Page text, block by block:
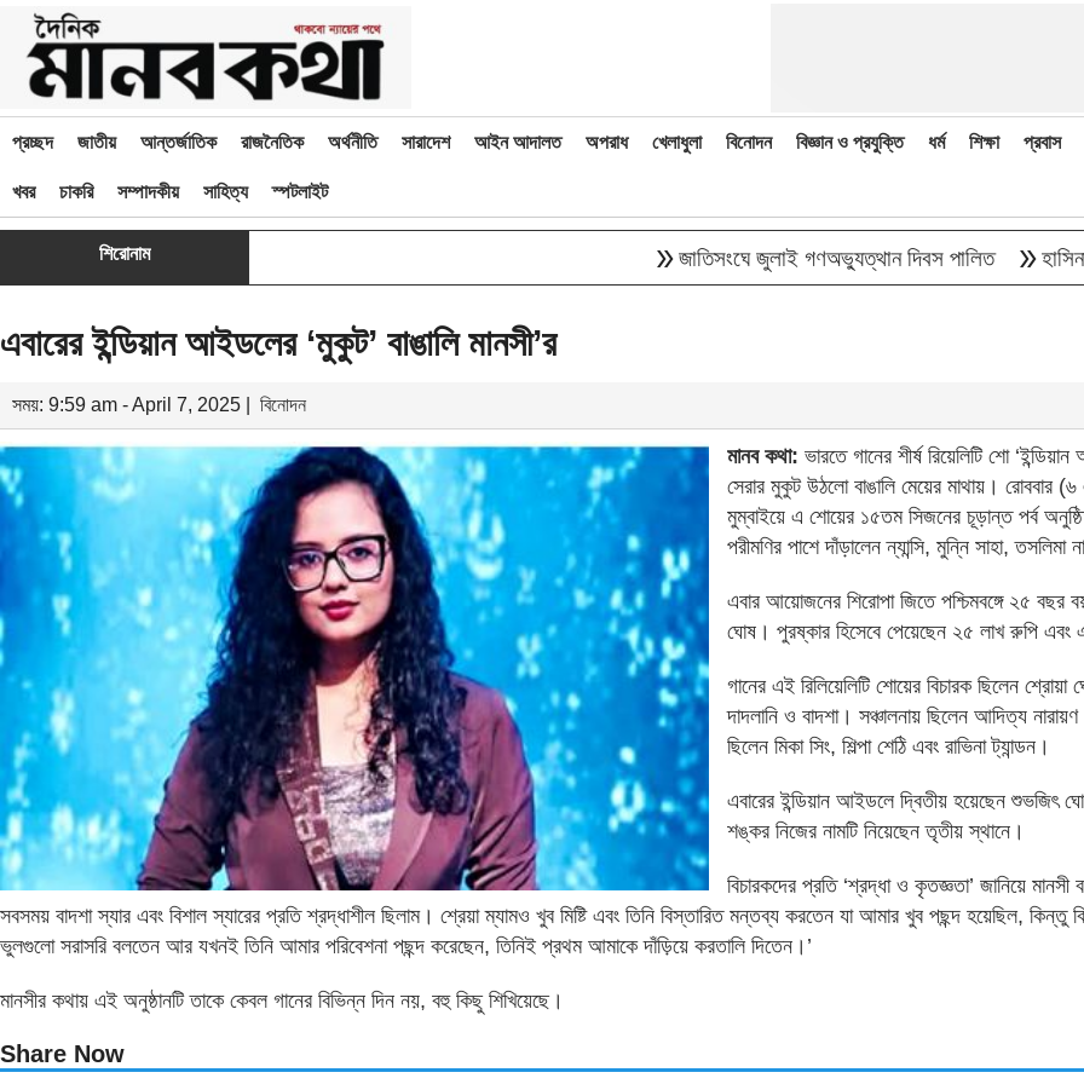
প্রচ্ছদ জাতীয় আন্তর্জাতিক রাজনৈতিক অর্থনীতি সারাদেশ আইন আদালত অপরাধ খেলাধুলা বিনোদন বিজ্ঞান ও প্রযুক্তি ধর্ম শিক্ষা প্রবাস
খবর চাকরি সম্পাদকীয় সাহিত্য স্পটলাইট
শিরোনাম জাতিসংঘে জুলাই গণঅভ্যুত্থান দিবস পালিত double_arrowহাসিনাকে
এবারের ইন্ডিয়ান আইডলের ‘মুকুট’ বাঙালি মানসী’র
সময়: 9:59 am - April 7, 2025 | বিনোদন
মানব কথা: ভারতে গানের শীর্ষ রিয়েলিটি শো
সেরার মুকুট উঠলো বাঙালি মেয়ের মাথায়। রোববার
মুম্বাইয়ে এ শোয়ের ১৫তম সিজনের চূড়ান্ত পর্ব
পরীমণির পাশে দাঁড়ালেন ন্যান্সি, মুন্নি সাহা, তসলিমা
এবার আয়োজনের শিরোপা জিতে পশ্চিমবঙ্গে ২৫ বছর
ঘোষ। পুরষ্কার হিসেবে পেয়েছেন ২৫ লাখ রুপি এবং
গানের এই রিলিয়েলিটি শোয়ের বিচারক ছিলেন শ্রোয়া
দাদলানি ও বাদশা। সঞ্চালনায় ছিলেন আদিত্য
ছিলেন মিকা সিং, শিল্পা শেঠি এবং রাভিনা ট্যান্ডন।
এবারের ইন্ডিয়ান আইডলে দ্বিতীয় হয়েছেন শুভজিৎ
শঙ্কর নিজের নামটি নিয়েছেন তৃতীয় স্থানে।
বিচারকদের প্রতি ‘শ্রদ্ধা ও কৃতজ্ঞতা’ জানিয়ে মানসী
সবসময় বাদশা স্যার এবং বিশাল স্যারের প্রতি শ্রদ্ধাশীল ছিলাম। শ্রেয়া ম্যামও খুব মিষ্টি এবং তিনি বিস্তারিত মন্তব্য করতেন যা আমার খুব পছন্দ হয়েছিল, কিন্তু
ভুলগুলো সরাসরি বলতেন আর যখনই তিনি আমার পরিবেশনা পছন্দ করেছেন, তিনিই প্রথম আমাকে দাঁড়িয়ে করতালি দিতেন।’
মানসীর কথায় এই অনুষ্ঠানটি তাকে কেবল গানের বিভিন্ন দিন নয়, বহু কিছু শিখিয়েছে।
Share Now